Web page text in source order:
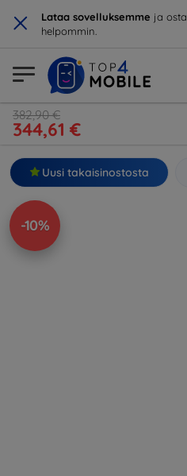
× Lataa sovelluksemme ja osta
helpommin.
382,90 €
344,61 €
Uusi takaisinostosta
-10%